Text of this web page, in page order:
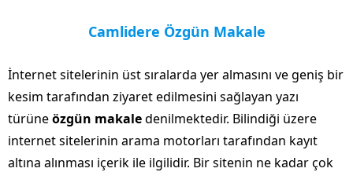
Camlidere Özgün Makale
İnternet sitelerinin üst sıralarda yer almasını ve geniş bir
kesim tarafından ziyaret edilmesini sağlayan yazı
türüneözgün makaledenilmektedir. Bilindiği üzere
internet sitelerinin arama motorları tarafından kayıt
altına alınması içerik ile ilgilidir. Bir sitenin ne kadar çok